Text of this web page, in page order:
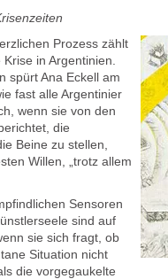
Prozess zählt
in Argentinien.
spürt Ana Eckell am
fast alle Argentinier
wenn sie von den
die
Beine zu stellen,
Willen, „trotz allem
Sensoren
sind auf
sie sich fragt, ob
Situation nicht
die vorgegaukelte